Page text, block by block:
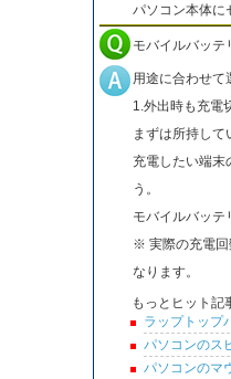
パソコン本体に
モバイルバッテ
用途に合わせて
1.外出時も充電
まずは所持して
充電したい端末
う。
モバイルバッ
※ 実際の充電回
なります。
もっとヒット記
ラップトップ
パソコンのス
パソコンのマ